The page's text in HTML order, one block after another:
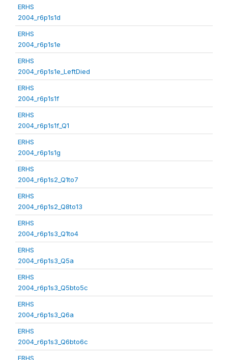
ERHS
2004_r6p1s1d
ERHS
2004_r6p1s1e
ERHS
2004_r6p1s1e_LeftDied
ERHS
2004_r6p1s1f
ERHS
2004_r6p1s1f_Q1
ERHS
2004_r6p1s1g
ERHS
2004_r6p1s2_Q1to7
ERHS
2004_r6p1s2_Q8to13
ERHS
2004_r6p1s3_Q1to4
ERHS
2004_r6p1s3_Q5a
ERHS
2004_r6p1s3_Q5bto5c
ERHS
2004_r6p1s3_Q6a
ERHS
2004_r6p1s3_Q6bto6c
ERHS